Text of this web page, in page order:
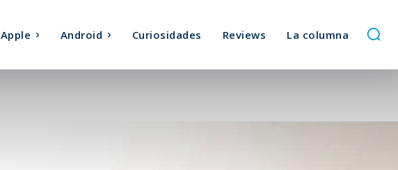
Apple Android Curiosidades Reviews La columna